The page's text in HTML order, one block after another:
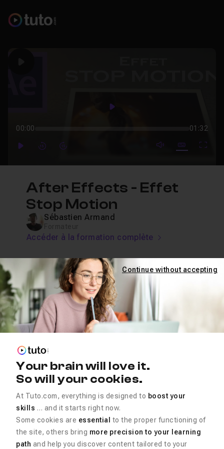
Play
00:00 01:32
PlayForwardForward mute video
Subtitles
After Effects - Effet
Stop Motion
Sébastien Armand
Accéder à la formation complète